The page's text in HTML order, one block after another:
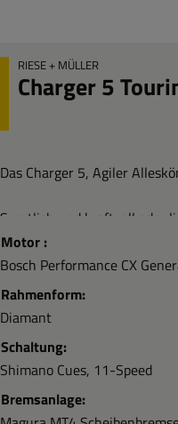
RIESE + MÜLLER
Charger 5
Das Charger 5, Agiler
Sportlich und kraftvoll oder
sicher? Sie müssen sich
mit dem Charger5 liegen Sie immer richtig. Hier
trifft die Wendigkeit eines
den Komfort eines
Ausflügen durch Wald und Wiesen oder beim
täglichen Pendeln: Genießen
Motor :
Bosch Performance CX
Rahmenform:
Diamant
Schaltung:
Shimano Cues, 11-Speed
Bremsanlage: